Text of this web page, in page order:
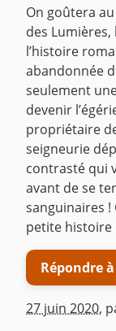
On goûtera
des Lumières,
l’histoire
abandonnée
seulement
devenir
propriétaire
seigneurie
contrasté qui
avant de se
sanguinaires !
petite histoire
Répondre
27 juin 2020,